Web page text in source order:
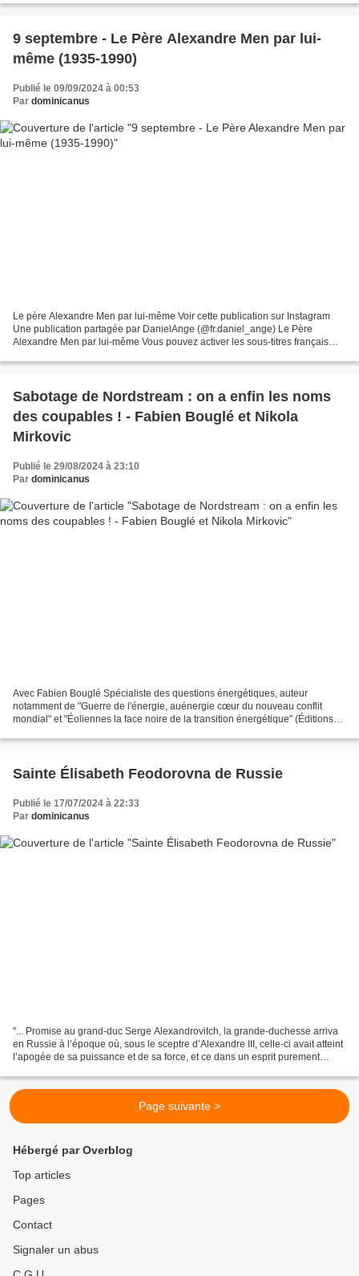
9 septembre - Le Père Alexandre Men par lui-
même (1935-1990)
Publié le 09/09/2024 à 00:53
Par dominicanus
Le père Alexandre Men par lui-même Voir cette publication sur Instagram
Une publication partagée par DanielAnge (@fr.daniel_ange) Le Père
Alexandre Men par lui-même Vous pouvez activer les sous-titres français
Sabotage de Nordstream : on a enfin les noms
des coupables ! - Fabien Bouglé et Nikola
Mirkovic
Publié le 29/08/2024 à 23:10
Par dominicanus
Avec Fabien Bouglé Spécialiste des questions énergétiques, auteur
notamment de "Guerre de l'énergie, auénergie cœur du nouveau conflit
mondial" et "Éoliennes la face noire de la transition énergétique" (Éditions
Sainte Élisabeth Feodorovna de Russie
Publié le 17/07/2024 à 22:33
Par dominicanus
"... Promise au grand-duc Serge Alexandrovitch, la grande-duchesse arriva
en Russie à l’époque où, sous le sceptre d’Alexandre III, celle-ci avait atteint
l’apogée de sa puissance et de sa force, et ce dans un esprit purement
Page suivante >
Hébergé par Overblog
Top articles
Pages
Contact
Signaler un abus